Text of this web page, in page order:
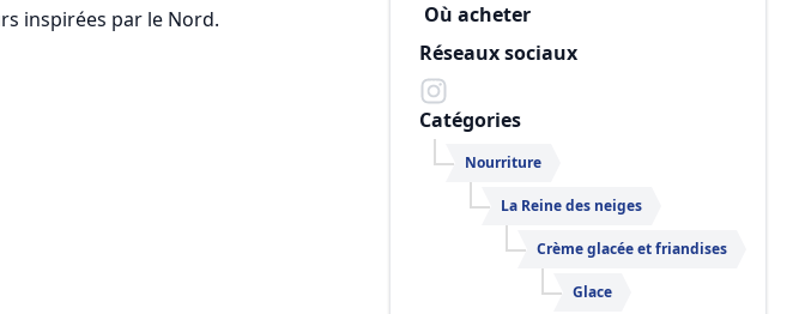
inspirées par le Nord.
Où acheter
Réseaux sociaux
Catégories
Nourriture
La Reine des neiges
Crème glacée et friandises
Glace